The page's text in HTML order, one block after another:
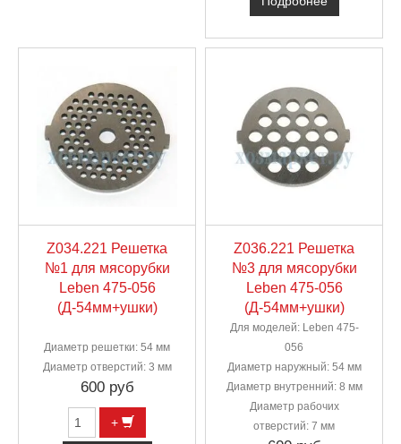
Z034.221 Решетка
№1 для мясорубки
Leben 475-056
(Д-54мм+ушки)
Диаметр решетки: 54 мм
Диаметр отверстий: 3 мм
600 руб
+
Z036.221 Решетка
№3 для мясорубки
Leben 475-056
(Д-54мм+ушки)
Для моделей: Leben 475-
056
Диаметр наружный: 54 мм
Диаметр внутренний: 8 мм
Диаметр рабочих
отверстий: 7 мм